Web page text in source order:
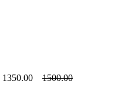
1350.00
1500.00